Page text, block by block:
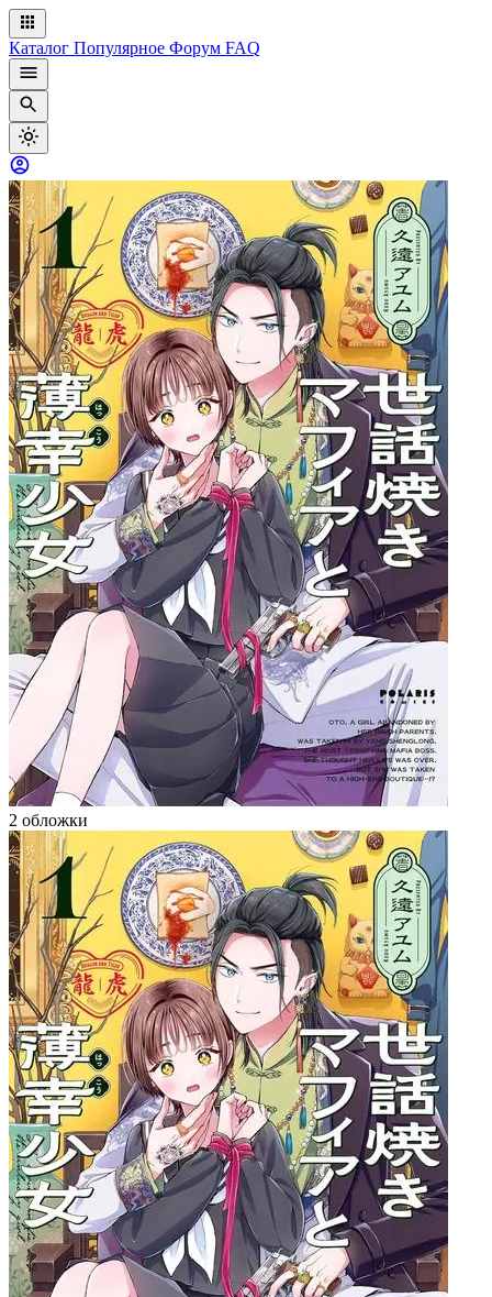
Каталог Популярное Форум FAQ
2 обложки